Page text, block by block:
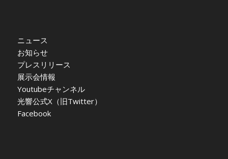
ニュース
お知らせ
プレスリリース
展示会情報
Youtubeチャンネル
光響公式X（旧Twitter）
Facebook